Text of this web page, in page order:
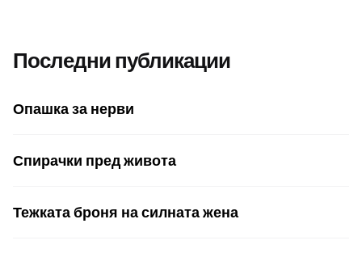
Последни публикации
Опашка за нерви
Спирачки пред живота
Тежката броня на силната жена